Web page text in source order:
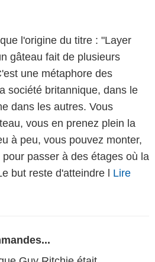
l'origine du titre : "Layer
gâteau fait de plusieurs
une métaphore des
société britannique, dans le
dans les autres. Vous
vous en prenez plein la
à peu, vous pouvez monter,
passer à des étages où la
but reste d'atteindre l Lire